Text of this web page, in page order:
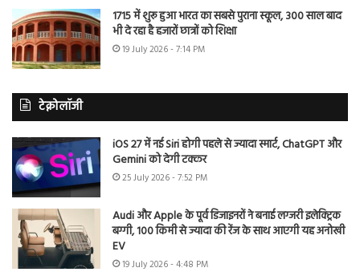
1715 में शुरू हुआ भारत का सबसे पुराना स्कूल, 300 साल बाद
भी दे रहा है हजारों छात्रों को शिक्षा
19 July 2026 - 7:14 PM
टेक्नोलॉजी
iOS 27 में नई Siri होगी पहले से ज्यादा स्मार्ट, ChatGPT और
Gemini को देगी टक्कर
25 July 2026 - 7:52 PM
Audi और Apple के पूर्व डिजाइनरों ने बनाई लग्जरी इलेक्ट्रिक
बग्गी, 100 किमी से ज्यादा की रेंज के साथ आएगी यह अनोखी
EV
19 July 2026 - 4:48 PM